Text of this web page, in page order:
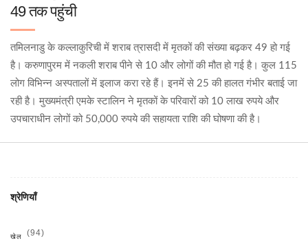
49 तक पहुंची
तमिलनाडु के कल्लाकुरिची में शराब त्रासदी में मृतकों की संख्या बढ़कर 49 हो गई
है। करुणापुरम में नकली शराब पीने से 10 और लोगों की मौत हो गई है। कुल 115
लोग विभिन्न अस्पतालों में इलाज करा रहे हैं। इनमें से 25 की हालत गंभीर बताई जा
रही है। मुख्यमंत्री एमके स्टालिन ने मृतकों के परिवारों को 10 लाख रुपये और
उपचाराधीन लोगों को 50,000 रुपये की सहायता राशि की घोषणा की है।
श्रेणियाँ
खेल (94)